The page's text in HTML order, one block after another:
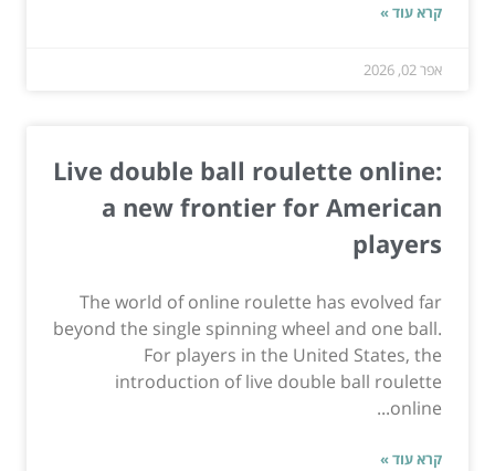
קרא עוד »
אפר 02, 2026
Live double ball roulette online:
a new frontier for American
players
The world of online roulette has evolved far
beyond the single spinning wheel and one ball.
For players in the United States, the
introduction of live double ball roulette
online...
קרא עוד »